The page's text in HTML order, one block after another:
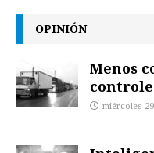
OPINIÓN
Menos
miércoles